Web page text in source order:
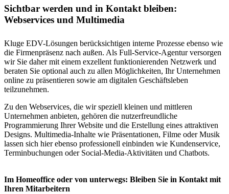
Sichtbar werden und in Kontakt bleiben:
Webservices und Multimedia
Kluge EDV-Lösungen berücksichtigen interne Prozesse ebenso wie
die Firmenpräsenz nach außen. Als Full-Service-Agentur versorgen
wir Sie daher mit einem exzellent funktionierenden Netzwerk und
beraten Sie optional auch zu allen Möglichkeiten, Ihr Unternehmen
online zu präsentieren sowie am digitalen Geschäftsleben
teilzunehmen.
Zu den Webservices, die wir speziell kleinen und mittleren
Unternehmen anbieten, gehören die nutzerfreundliche
Programmierung Ihrer Website und die Erstellung eines attraktiven
Designs. Multimedia-Inhalte wie Präsentationen, Filme oder Musik
lassen sich hier ebenso professionell einbinden wie Kundenservice,
Terminbuchungen oder Social-Media-Aktivitäten und Chatbots.
Im Homeoffice oder von unterwegs: Bleiben Sie in Kontakt mit
Ihren Mitarbeitern